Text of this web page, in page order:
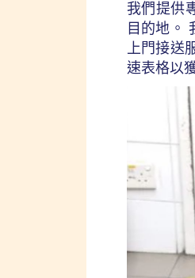
我們提供
目的地。
上門接送
速表格以